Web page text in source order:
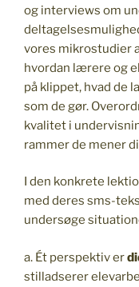
og interviews om
vores mikrostudier
hvordan lærere og
på klippet, hvad de
som de gør.
kvalitet i
rammer de mener
I den konkrete
med deres sms-
undersøge
a. Ét perspektiv er
stilladserer